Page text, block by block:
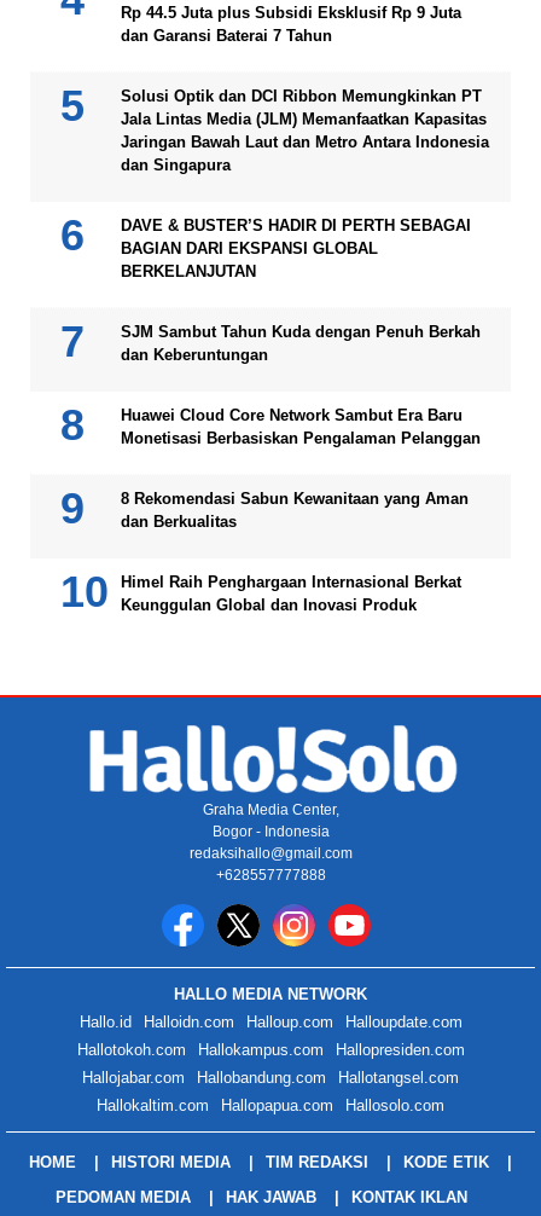
Rp 44.5 Juta plus Subsidi Eksklusif Rp 9 Juta
dan Garansi Baterai 7 Tahun
Solusi Optik dan DCI Ribbon Memungkinkan PT
Jala Lintas Media (JLM) Memanfaatkan Kapasitas
Jaringan Bawah Laut dan Metro Antara Indonesia
dan Singapura
DAVE & BUSTER’S HADIR DI PERTH SEBAGAI
BAGIAN DARI EKSPANSI GLOBAL
BERKELANJUTAN
SJM Sambut Tahun Kuda dengan Penuh Berkah
dan Keberuntungan
Huawei Cloud Core Network Sambut Era Baru
Monetisasi Berbasiskan Pengalaman Pelanggan
8 Rekomendasi Sabun Kewanitaan yang Aman
dan Berkualitas
Himel Raih Penghargaan Internasional Berkat
Keunggulan Global dan Inovasi Produk
Graha Media Center,
Bogor - Indonesia
redaksihallo@gmail.com
+628557777888
HALLO MEDIA NETWORK
Hallo.id
Halloidn.com Halloup.com
Halloupdate.com
Hallotokoh.com
Hallokampus.com
Hallopresiden.com
Hallojabar.com
Hallobandung.com
Hallotangsel.com
Hallokaltim.com
Hallopapua.com Hallosolo.com
HOME HISTORI MEDIA TIM REDAKSI
KODE ETIK
PEDOMAN MEDIA
HAK JAWAB KONTAK IKLAN